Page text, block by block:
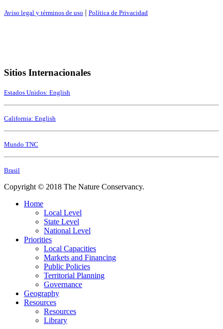
Aviso legal y términos de uso | Política de Privacidad
Sitios Internacionales
Estados Unidos: English
California: English
Mundo TNC
Brasil
Copyright © 2018 The Nature Conservancy.
Home
Local Level
State Level
National Level
Priorities
Local Capacities
Markets and Financing
Public Policies
Territorial Planning
Governance
Geography
Resources
Resources
Library